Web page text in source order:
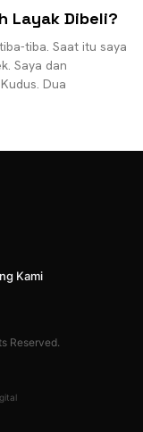
Layak Dibeli?
tiba. Saat itu saya
Saya dan
Dua
Kami
Reserved.